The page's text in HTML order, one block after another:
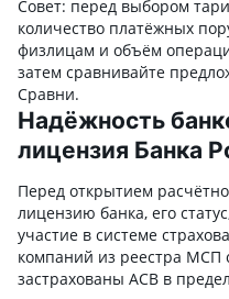
Совет: перед выбором
количество платёжных
физлицам и объём
затем сравнивайте
Сравни.
Надёжность
лицензия Банка
Перед открытием
лицензию банка, его
участие в системе
компаний из реестра МСП
застрахованы АСВ в